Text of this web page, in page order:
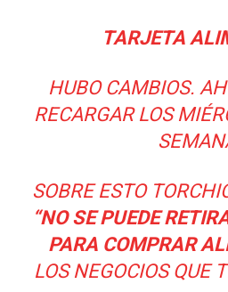
TARJETA
HUBO CAMBIOS.
RECARGAR LOS
SOBRE ESTO
“NO SE PUEDE
PARA COMPRAR
LOS NEGOCIOS QUE